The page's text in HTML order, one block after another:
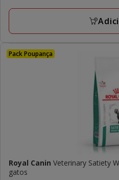
avaliações
a
Pack Poupança
Royal Canin Veterinary Satiety
gatos